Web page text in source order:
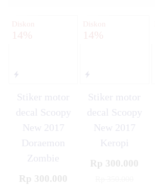
Diskon
14%
Stiker motor
decal Scoopy
New 2017
Doraemon
Zombie
Rp 300.000
Diskon
14%
Stiker motor
decal Scoopy
New 2017
Keropi
Rp 300.000